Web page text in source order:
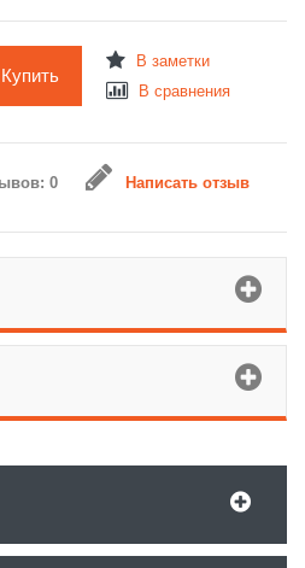
Купить
В заметки
В сравнения
0 Написать отзыв